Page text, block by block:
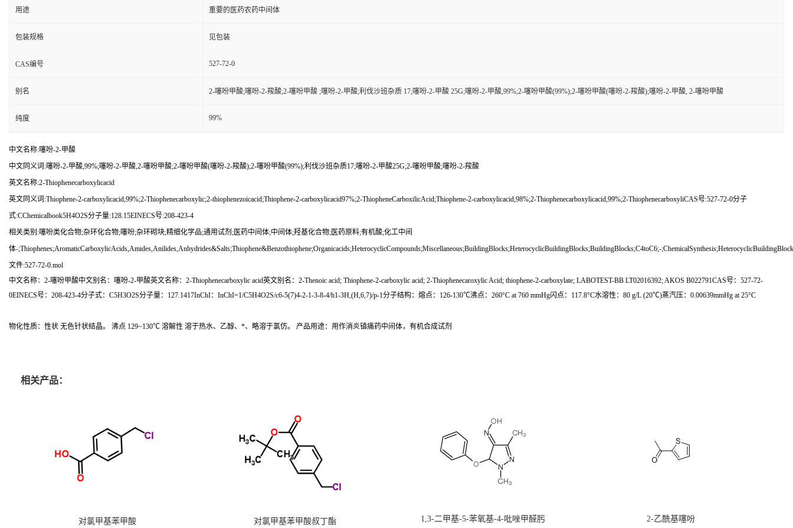
用途 重要的医药农药中间体
包装规格 见包装
CAS编号 527-72-0
别名 2-噻吩甲酸;噻吩-2-羧酸;2-噻吩甲酸 ;噻吩-2-甲酸;利伐沙班杂质 17;噻吩-2-甲酸 25G;噻吩-2-甲酸,99%;2-噻吩甲酸(99%);2-噻吩甲酸(噻吩-2-羧酸);噻吩-2-甲酸, 2-噻吩甲酸
纯度 99%
中文名称:噻吩-2-甲酸
中文同义词:噻吩-2-甲酸,99%;噻吩-2-甲酸,2-噻吩甲酸;2-噻吩甲酸(噻吩-2-羧酸);2-噻吩甲酸(99%);利伐沙班杂质17;噻吩-2-甲酸25G;2-噻吩甲酸;噻吩-2-羧酸
英文名称:2-Thiophenecarboxylicacid
英文同义词:Thiophene-2-carboxylicacid,99%;2-Thiophenecarboxylic;2-thiophenezoicacid;Thiophene-2-carboxylicacid97%;2-ThiopheneCarboxilicAcid;Thiophene-2-carboxylicacid,98%;2-Thiophenecarboxylicacid,99%;2-ThiophenecarboxyliCAS号:527-72-0分子
式:CChemicalbook5H4O2S分子量:128.15EINECS号:208-423-4
相关类别:噻吩类化合物;杂环化合物;噻吩;杂环砌块;精细化学品;通用试剂;医药中间体;中间体;羟基化合物;医药原料;有机酸;化工中间
体-;Thiophenes;AromaticCarboxylicAcids,Amides,Anilides,Anhydrides&Salts;Thiophene&Benzothiophene;Organicacids;HeterocyclicCompounds;Miscellaneous;BuildingBlocks;HeterocyclicBuildingBlocks;BuildingBlocks;C4toC6;-
文件:527-72-0.mol
中文名称：2-噻吩甲酸中文别名：噻吩-2-甲酸英文名称：2-Thiophenecarboxylic acid英文别名：2-Thenoic acid; Thiophene-2-carboxylic acid; 2-Thiophenecaroxylic Acid; thiophene-2-carboxylate; LABOTEST-BB LT02016392; AKOS B022791CAS号：527-72-
0EINECS号：208-423-4分子式：C5H3O2S分子量：127.1417InChI：InChI=1/C5H4O2S/c6-5(7)4-2-1-3-8-4/h1-3H,(H,6,7)/p-1分子结构：熔点：126-130℃沸点：260°C at 760 mmHg闪点：117.8°C水溶性：80 g/L (20℃)蒸汽压：0.00639mmHg at 25°C
物化性质：性状 无色针状结晶。 沸点 129~130℃ 溶解性 溶于热水、乙醇、*、略溶于氯仿。 产品用途：用作消炎镇痛药中间体，有机合成试剂
相关产品：
对氯甲基苯甲酸 对氯甲基苯甲酸叔丁酯 1,3-二甲基-5-苯氧基-4-吡唑甲醛肟 2-乙酰基噻吩